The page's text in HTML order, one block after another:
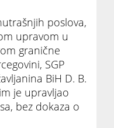
poslova,
upravom u
granične
SGP
BiH D. B.
je upravljao
bez dokaza o